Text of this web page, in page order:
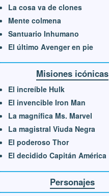
La cosa va de clones
Mente colmena
Santuario Inhumano
El último Avenger en pie
Misiones icónicas
El increíble Hulk
El invencible Iron Man
La magnífica Ms. Marvel
La magistral Viuda Negra
El poderoso Thor
El decidido Capitán América
Personajes